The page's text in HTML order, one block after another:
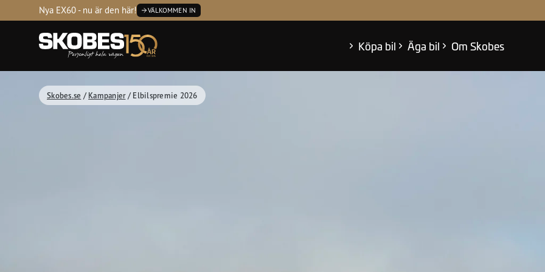
Nya EX60 - nu är den här! VÄLKOMMEN IN
Köpa bil Äga bil Om Skobes
Skobes.se / Kampanjer/ Elbilspremie 2026